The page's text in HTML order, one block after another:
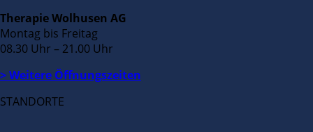
Therapie Wolhusen AG
Montag bis Freitag
08.30 Uhr – 21.00 Uhr
> Weitere Öffnungszeiten
STANDORTE